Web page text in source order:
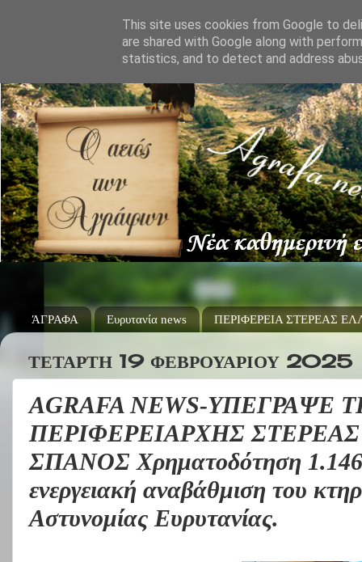
ΆΓΡΑΦΑ Ευρυτανία news ΠΕΡΙΦΕΡΕΙΑ ΣΤΕΡΕΑΣ
ΤΕΤΆΡΤΗ 19 ΦΕΒΡΟΥΑΡΊΟΥ 2025
AGRAFA NEWS-
ΠΕΡΙΦΕΡΕΙΑΡΧΗΣ
ΣΠΑΝΟΣ Χρηματοδότηση
ενεργειακή αναβάθμιση του
Αστυνομίας Ευρυτανίας.
This site uses cookies from Google to
are shared with Google along with
statistics, and to detect and address